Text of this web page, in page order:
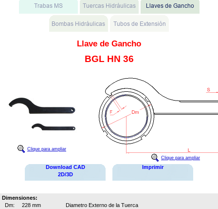
Llave de Gancho
BGL HN 36
Clique para ampliar
Clique para ampliar
Download CAD
2D/3D
Imprimir
Dimensiones:
Dm:
228 mm
Diametro Externo de la Tuerca